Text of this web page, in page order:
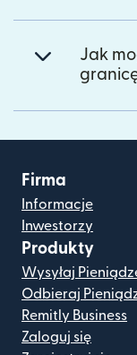
Jak
Firma
Informacje
Inwestorzy
Produkty
Wysyłaj
Odbieraj
Remitly Business
Zaloguj się